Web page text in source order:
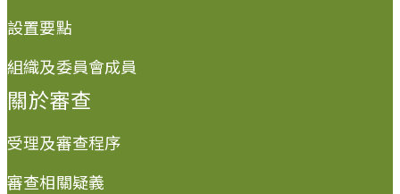
設置要點
組織及委員會成員
關於審查
受理及審查程序
審查相關疑義